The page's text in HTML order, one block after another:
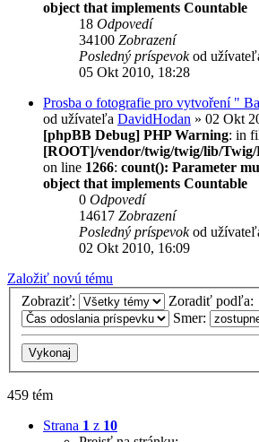
object that implements Countable
18 Odpovedí
34100 Zobrazení
Posledný príspevokod
05 Okt 2010, 18:28
Prosba o fotografie pro vytvoření "
od užívateľa DavidHodan » 02 Okt
[phpBB Debug] PHP Warning: in
[ROOT]/vendor/twig/twig/lib/
on line 1266: count(): Parameter
object that implements Countable
0 Odpovedí
14617 Zobrazení
Posledný príspevokod
02 Okt 2010, 16:09
Založiť novú tému
Zobraziť:
Zoradiť podľa:
Smer:
459 tém
Strana 1 z 10